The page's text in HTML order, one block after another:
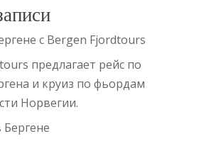
с Bergen Fjordtours
предлагает рейс по
и круиз по фьордам
Норвегии.
Бергене